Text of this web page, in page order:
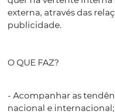
externa, através das
publicidade.
O QUE FAZ?
- Acompanhar as
nacional e internacional;